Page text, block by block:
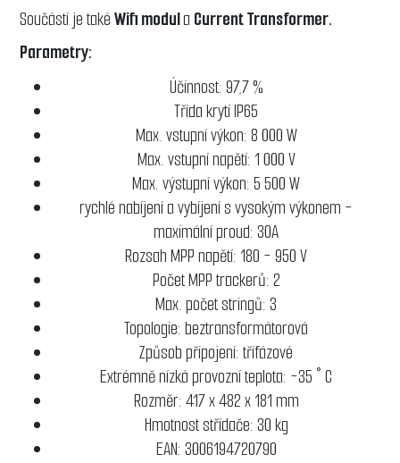
Součástí je takéWifi modula Current Transformer.
Parametry:
Účinnost: 97,7 %
Třída krytí IP65
Max. vstupní výkon: 8 000 W
Max. vstupní napětí: 1 000 V
Max. výstupní výkon: 5 500 W
rychlé nabíjení a vybíjení s vysokým výkonem -
maximální proud: 30A
Rozsah MPP napětí: 180 - 950 V
Počet MPP trackerů: 2
Max. počet stringů: 3
Topologie: beztransformátorová
Způsob připojení: třífázové
Extrémně nízká provozní teplota: -35 ° C
Rozměr: 417 x 482 x 181 mm
Hmotnost střídače: 30 kg
EAN: 3006194720790